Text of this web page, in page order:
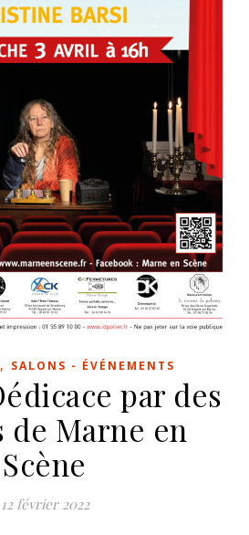
, SALONS - ÉVÉNEMENTS
par des
de Marne en
Scène
12 février 2022